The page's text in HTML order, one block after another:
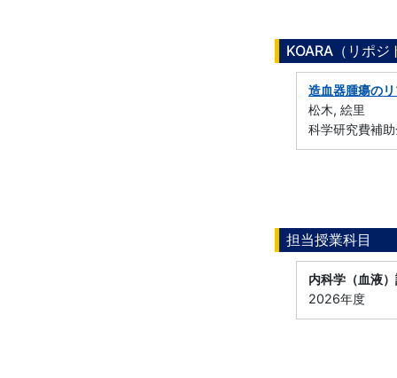
KOARA（リポ
造血器腫瘍の
松木, 絵里
科学研究費補
担当授業科目
内科学（血液
2026年度